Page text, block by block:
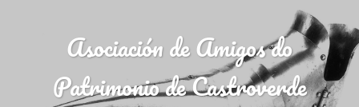
Asociación de Amigos do
Patrimonio de Castroverde